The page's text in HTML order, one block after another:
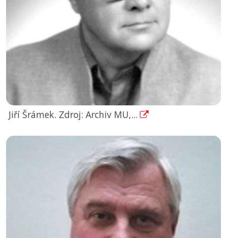
Jiří Šrámek. Zdroj: Archiv MU,...